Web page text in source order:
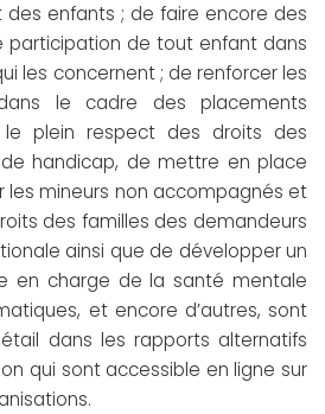
des enfants ; de faire encore des
participation de tout enfant dans
les concernent ; de renforcer les
le cadre des placements
le plein respect des droits des
handicap, de mettre en place
les mineurs non accompagnés et
des familles des demandeurs
ainsi que de développer un
en charge de la santé mentale
et encore d’autres, sont
dans les rapports alternatifs
qui sont accessible en ligne sur